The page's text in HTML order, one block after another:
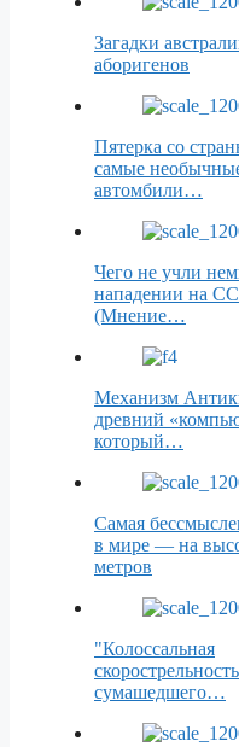
Загадки
аборигенов
Пятерка со
самые
автомбили…
Чего не учли
нападении на
(Мнение…
Механизм
древний
который…
Самая
в мире — на
метров
"Колоссальная
сумашедшего…